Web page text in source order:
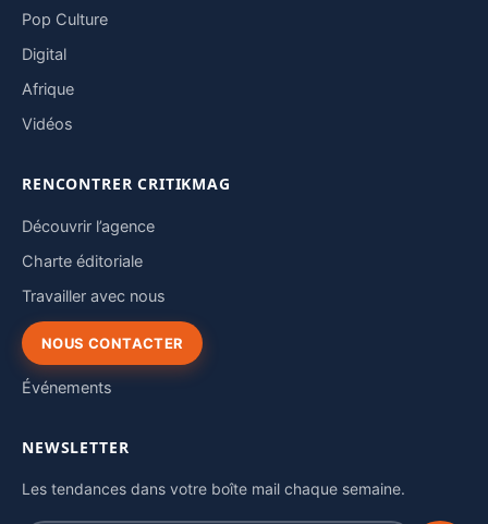
Pop Culture
Digital
Afrique
Vidéos
RENCONTRER CRITIKMAG
Découvrir l’agence
Charte éditoriale
Travailler avec nous
NOUS CONTACTER
Événements
NEWSLETTER
Les tendances dans votre boîte mail chaque semaine.